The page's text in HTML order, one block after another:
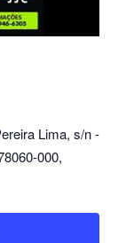
Lima, s/n -
000,